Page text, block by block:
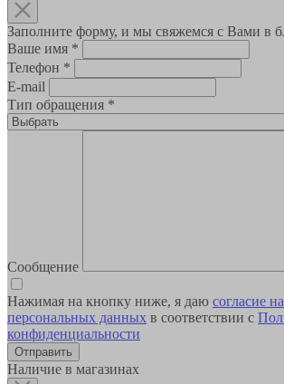
Заполните форму, и мы свяжемся с Вами в
Ваше имя *
Телефон *
E-mail
Тип обращения *
Сообщение
Нажимая на кнопку ниже, я даю согласие
персональных данных в соответствии с
конфиденциальности
Наличие в магазинах